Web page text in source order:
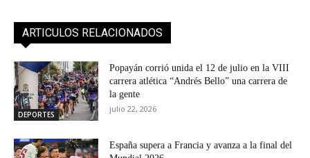
ARTICULOS RELACIONADOS
DEPORTES
Popayán corrió unida el 12 de julio en la VIII
carrera atlética “Andrés Bello” una carrera de
la gente
julio 22, 2026
España supera a Francia y avanza a la final del